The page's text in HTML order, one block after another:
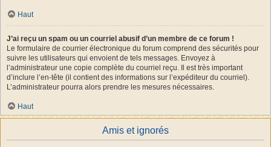
Haut
J’ai reçu un spam ou un courriel abusif d’un membre de ce forum !
Le formulaire de courrier électronique du forum comprend des sécurités pour
suivre les utilisateurs qui envoient de tels messages. Envoyez à
l’administrateur une copie complète du courriel reçu. Il est très important
d’inclure l’en-tête (il contient des informations sur l’expéditeur du courriel).
L’administrateur pourra alors prendre les mesures nécessaires.
Haut
Amis et ignorés